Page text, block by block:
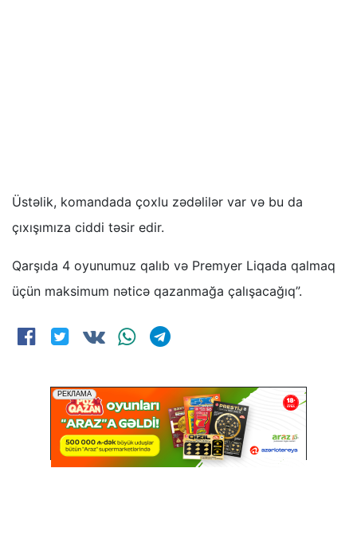
Üstəlik, komandada çoxlu zədəlilər var və bu da
çıxışımıza ciddi təsir edir.
Qarşıda 4 oyunumuz qalıb və Premyer Liqada qalmaq
üçün maksimum nəticə qazanmağa çalışacağıq”.